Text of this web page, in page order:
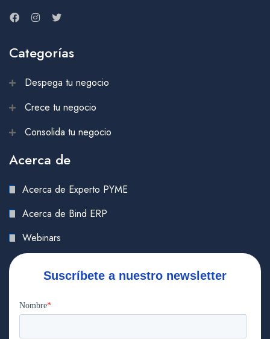
Categorías
Despega tu negocio
Crece tu negocio
Consolida tu negocio
Acerca de
Acerca de Experto PYME
Acerca de Bind ERP
Webinars
Suscríbete a nuestro newsletter